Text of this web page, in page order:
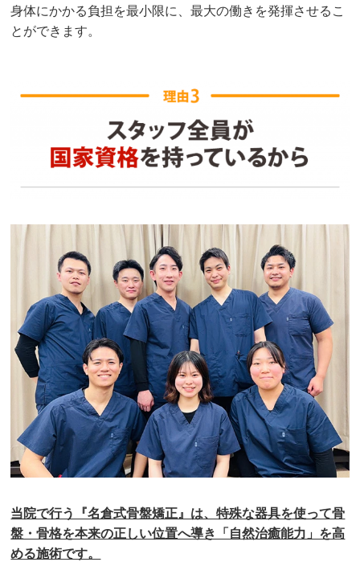
身体にかかる負担を最小限に、最大の働きを発揮させるこ
とができます。
当院で行う『名倉式骨盤矯正』は、特殊な器具を使って骨
盤・骨格を本来の正しい位置へ導き「自然治癒能力」を高
める施術です。